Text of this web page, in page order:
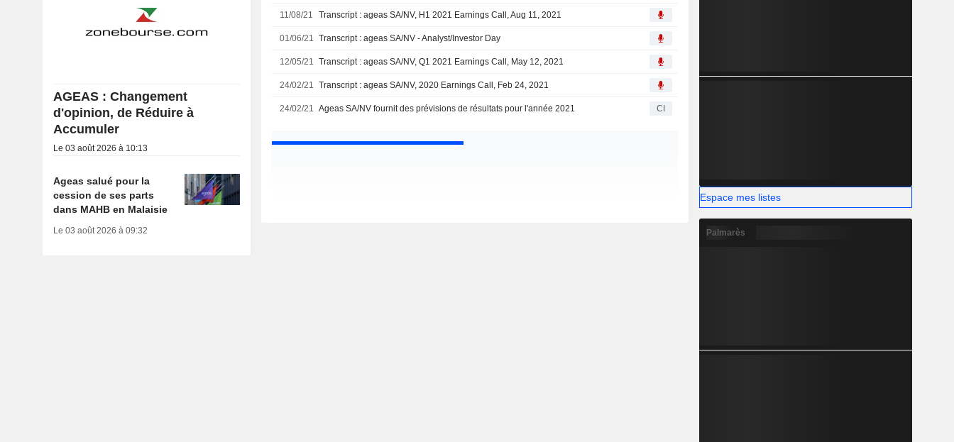
11/08/21 Transcript : ageas SA/NV, H1 2021 Earnings Call, Aug 11, 2021
01/06/21 Transcript : ageas SA/NV - Analyst/Investor Day
12/05/21 Transcript : ageas SA/NV, Q1 2021 Earnings Call, May 12, 2021
24/02/21 Transcript : ageas SA/NV, 2020 Earnings Call, Feb 24, 2021
24/02/21 Ageas SA/NV fournit des prévisions de résultats pour l'année 2021 CI
AGEAS : Changement
d'opinion, de Réduire à
Accumuler
Le 03 août 2026 à 10:13
Ageas salué pour la
cession de ses parts
dans MAHB en Malaisie
Le 03 août 2026 à 09:32
Espace mes listes
Palmarès